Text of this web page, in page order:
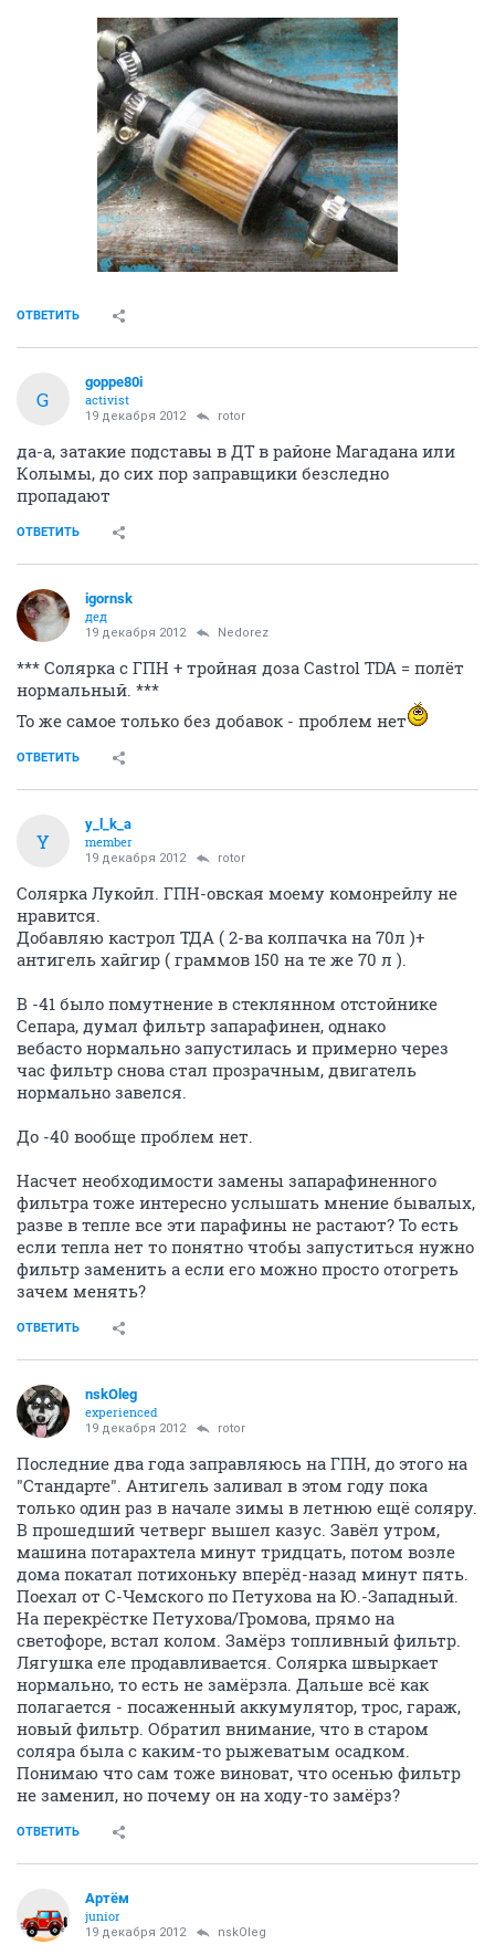
ОТВЕТИТЬ
G
goppe80i
activist
19 декабря 2012 rotor
да-а, затакие подставы в ДТ в районе Магадана или
Колымы, до сих пор заправщики безследно
пропадают
ОТВЕТИТЬ
igornsk
дед
19 декабря 2012 Nedorez
*** Солярка с ГПН + тройная доза Castrol TDA = полёт
нормальный. ***
То же самое только без добавок - проблем нет
ОТВЕТИТЬ
Y
y_l_k_a
member
19 декабря 2012 rotor
Солярка Лукойл. ГПН-овская моему комонрейлу не
нравится.
Добавляю кастрол ТДА ( 2-ва колпачка на 70л )+
антигель хайгир ( граммов 150 на те же 70 л ).
В -41 было помутнение в стеклянном отстойнике
Сепара, думал фильтр запарафинен, однако
вебасто нормально запустилась и примерно через
час фильтр снова стал прозрачным, двигатель
нормально завелся.
До -40 вообще проблем нет.
Насчет необходимости замены запарафиненного
фильтра тоже интересно услышать мнение бывалых,
разве в тепле все эти парафины не растают? То есть
если тепла нет то понятно чтобы запуститься нужно
фильтр заменить а если его можно просто отогреть
зачем менять?
ОТВЕТИТЬ
nskOleg
experienced
19 декабря 2012 rotor
Последние два года заправляюсь на ГПН, до этого на
"Стандарте". Антигель заливал в этом году пока
только один раз в начале зимы в летнюю ещё соляру.
В прошедший четверг вышел казус. Завёл утром,
машина потарахтела минут тридцать, потом возле
дома покатал потихоньку вперёд-назад минут пять.
Поехал от С-Чемского по Петухова на Ю.-Западный.
На перекрёстке Петухова/Громова, прямо на
светофоре, встал колом. Замёрз топливный фильтр.
Лягушка еле продавливается. Солярка швыркает
нормально, то есть не замёрзла. Дальше всё как
полагается - посаженный аккумулятор, трос, гараж,
новый фильтр. Обратил внимание, что в старом
соляра была с каким-то рыжеватым осадком.
Понимаю что сам тоже виноват, что осенью фильтр
не заменил, но почему он на ходу-то замёрз?
ОТВЕТИТЬ
Артём
juniоr
19 декабря 2012 nskOleg